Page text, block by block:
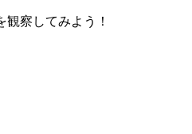
察してみよう！